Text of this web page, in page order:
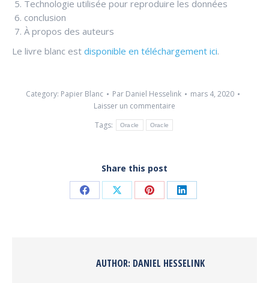
Technologie utilisée pour reproduire les données
conclusion
À propos des auteurs
Le livre blanc est disponible en téléchargement ici.
Category: Papier Blanc Par Daniel Hesselink
mars 4, 2020
Laisser un commentaire
Tags:
Oracle Oracle
Share this post
Share Share Share Share
AUTHOR: DANIEL HESSELINK